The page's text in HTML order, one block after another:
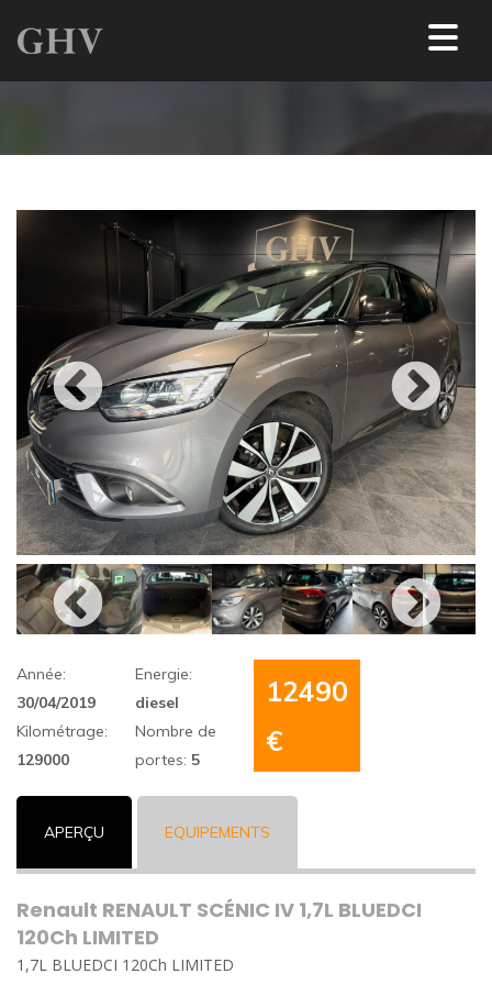
Année:
30/04/2019
Kilométrage:
129000
Energie:
diesel
Nombre de
portes: 5
12490
€
APERÇU EQUIPEMENTS
Renault RENAULT SCÉNIC IV 1,7L BLUEDCI
120Ch LIMITED
1,7L BLUEDCI 120Ch LIMITED